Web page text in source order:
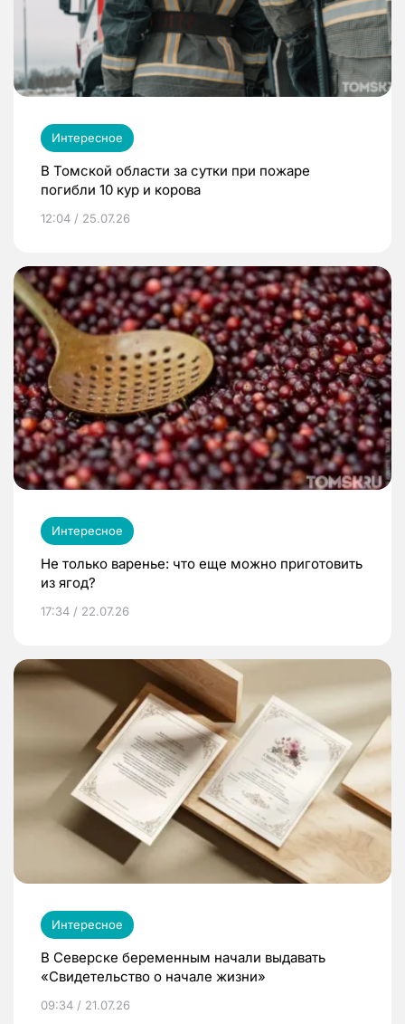
Интересное
В Томской области за сутки при пожаре
погибли 10 кур и корова
12:04 / 25.07.26
Интересное
Не только варенье: что еще можно приготовить
из ягод?
17:34 / 22.07.26
Интересное
В Северске беременным начали выдавать
«Свидетельство о начале жизни»
09:34 / 21.07.26